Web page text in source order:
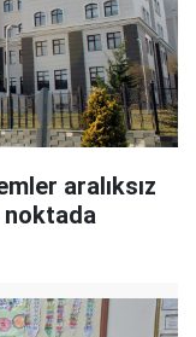
aralıksız
noktada